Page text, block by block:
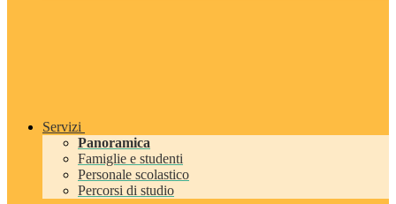
Servizi
Panoramica
Famiglie e studenti
Personale scolastico
Percorsi di studio